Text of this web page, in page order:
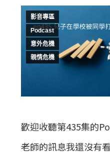
影音專區
Podcast
意外危機
親情危機
歡迎收聽第435集的
老師的訊息我還沒有